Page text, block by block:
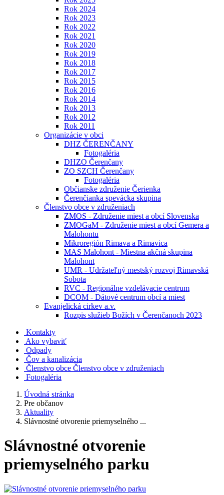
Rok 2024
Rok 2023
Rok 2022
Rok 2021
Rok 2020
Rok 2019
Rok 2018
Rok 2017
Rok 2015
Rok 2016
Rok 2014
Rok 2013
Rok 2012
Rok 2011
Organizácie v obci
DHZ ČERENČANY
Fotogaléria
DHZO Čerenčany
ZO SZCH Čerenčany
Fotogaléria
Občianske združenie Čerienka
Čerenčianka spevácka skupina
Členstvo obce v združeniach
ZMOS - Združenie miest a obcí Slovenska
ZMOGaM - Združenie miest a obcí Gemera a
Malohontu
Mikroregión Rimava a Rimavica
MAS Malohont - Miestna akčná skupina
Malohont
UMR - Udržateľný mestský rozvoj Rimavská
Sobota
RVC - Regionálne vzdelávacie centrum
DCOM - Dátové centrum obcí a miest
Evanjelická cirkev a.v.
Rozpis služieb Božích v Čerenčanoch 2023
Kontakty
Ako vybaviť
Odpady
Čov a kanalizácia
Členstvo obce Členstvo obce v združeniach
Fotogaléria
Úvodná stránka
Pre občanov
Aktuality
Slávnostné otvorenie priemyselného ...
Slávnostné otvorenie
priemyselného parku